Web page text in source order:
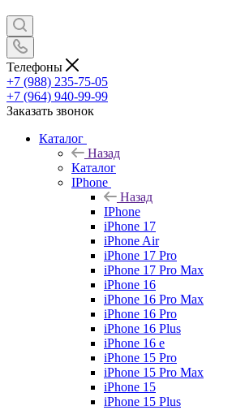
Телефоны
+7 (988) 235-75-05
+7 (964) 940-99-99
Заказать звонок
Каталог
Назад
Каталог
IPhone
Назад
IPhone
iPhone 17
iPhone Air
iPhone 17 Pro
iPhone 17 Pro Max
iPhone 16
iPhone 16 Pro Max
iPhone 16 Pro
iPhone 16 Plus
iPhone 16 e
iPhone 15 Pro
iPhone 15 Pro Max
iPhone 15
iPhone 15 Plus